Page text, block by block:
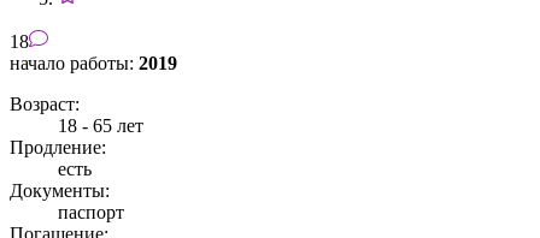
18
начало работы: 2019
Возраст:
18 - 65 лет
Продление:
есть
Документы:
паспорт
Погашение: